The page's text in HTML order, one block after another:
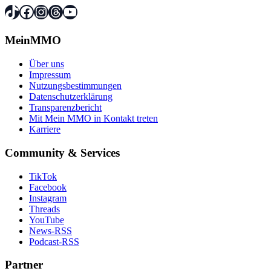
TikTok
Facebook
Instagram
Threads
YouTube
MeinMMO
Über uns
Impressum
Nutzungsbestimmungen
Datenschutzerklärung
Transparenzbericht
Mit Mein MMO in Kontakt treten
Karriere
Community & Services
TikTok
Facebook
Instagram
Threads
YouTube
News-RSS
Podcast-RSS
Partner